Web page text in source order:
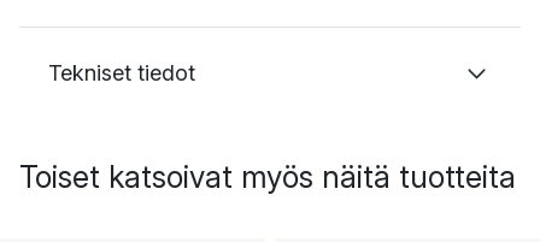
Tekniset tiedot
Toiset katsoivat myös näitä tuotteita